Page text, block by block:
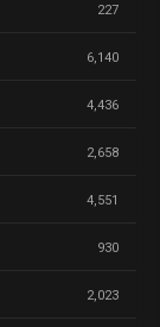
227
6,140
4,436
2,658
4,551
930
2,023